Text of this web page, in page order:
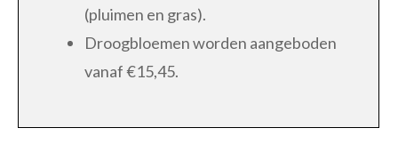
(pluimen en gras).
Droogbloemen worden aangeboden
vanaf €15,45.